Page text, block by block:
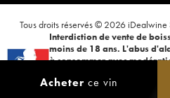
Acheter ce vin
Tous droits réservés © 2026 iDealwine
Interdiction de vente de
moins de 18 ans. L'abus
à consommer avec
ligne. CODE DE LA SANTÉ